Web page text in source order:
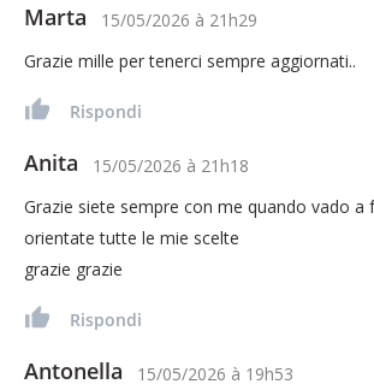
Marta 15/05/2026 à 21h29
Grazie mille per tenerci sempre aggiornati..
Rispondi
Anita 15/05/2026 à 21h18
Grazie siete sempre con me quando vado a
orientate tutte le mie scelte
grazie grazie
Rispondi
Antonella 15/05/2026 à 19h53